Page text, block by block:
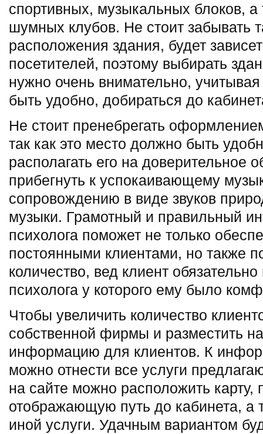
спортивных, музыкальных блоков, а
шумных клубов. Не стоит забывать
расположения здания, будет
посетителей, поэтому выбирать
нужно очень внимательно,
быть удобно, добираться до
Не стоит пренебрегать
так как это место должно быть
располагать его на доверительное
прибегнуть к успокаивающему
сопровождению в виде звуков
музыки. Грамотный и правильный
психолога поможет не только
постоянными клиентами, но также
количество, вед клиент обязательно
психолога у которого ему было
Чтобы увеличить количество
собственной фирмы и разместить
информацию для клиентов. К
можно отнести все услуги
на сайте можно расположить карту,
отображающую путь до кабинета, а
иной услуги. Удачным вариантом